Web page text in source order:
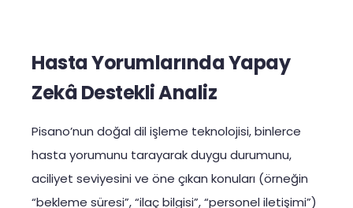
Hasta Yorumlarında Yapay
Zekâ Destekli Analiz
Pisano’nun doğal dil işleme teknolojisi, binlerce
hasta yorumunu tarayarak duygu durumunu,
aciliyet seviyesini ve öne çıkan konuları (örneğin
“bekleme süresi”, “ilaç bilgisi”, “personel iletişimi”)